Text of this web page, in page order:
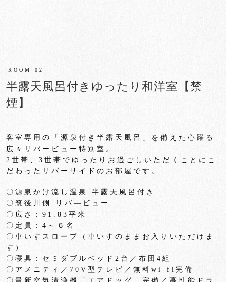
ROOM 02
半露天風呂付きゆったり和洋室【禁
煙】
客室専用の「源泉付き半露天風呂」 を備えた心躍る
広々リバービュー特別室。
2 世帯、 3 世帯でゆったりお過ごしいただくことにこ
だわったリバ ーサイドのお部屋です。
〇源泉かけ流し温泉 半露天風呂付き
〇筑後川側 リバ―ビュー
〇広さ： 91.83 平米
〇定員： 4 ～６名
〇車いすスロープ（車いすのままお入りいただけま
す）
〇寝具：セミダブルベッド 2 台／布団 4 組
〇アメニティ／ 70V 型テレビ／無料 wi-fi 完備